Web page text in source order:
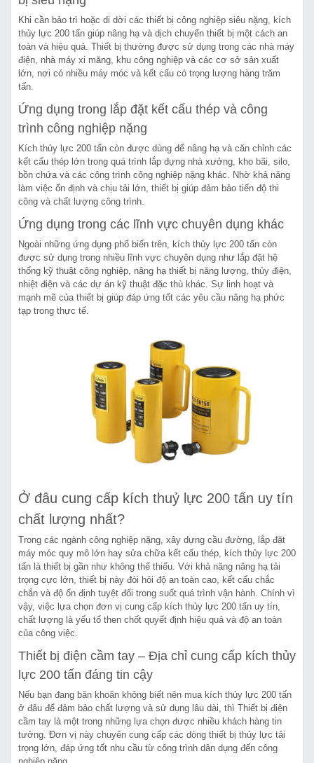
Khi cần bảo trì hoặc di dời các thiết bị công nghiệp siêu nặng, kích
thủy lực 200 tấn giúp nâng hạ và dịch chuyển thiết bị một cách an
toàn và hiệu quả. Thiết bị thường được sử dụng trong các nhà máy
điện, nhà máy xi măng, khu công nghiệp và các cơ sở sản xuất
lớn, nơi có nhiều máy móc và kết cấu có trọng lượng hàng trăm
tấn.
Ứng dụng trong lắp đặt kết cấu thép và công
trình công nghiệp nặng
Kích thủy lực 200 tấn còn được dùng để nâng hạ và căn chỉnh các
kết cấu thép lớn trong quá trình lắp dựng nhà xưởng, kho bãi, silo,
bồn chứa và các công trình công nghiệp nặng khác. Nhờ khả năng
làm việc ổn định và chịu tải lớn, thiết bị giúp đảm bảo tiến độ thi
công và chất lượng công trình.
Ứng dụng trong các lĩnh vực chuyên dụng khác
Ngoài những ứng dụng phổ biến trên, kích thủy lực 200 tấn còn
được sử dụng trong nhiều lĩnh vực chuyên dụng như lắp đặt hệ
thống kỹ thuật công nghiệp, nâng hạ thiết bị năng lượng, thủy điện,
nhiệt điện và các dự án kỹ thuật đặc thù khác. Sự linh hoạt và
mạnh mẽ của thiết bị giúp đáp ứng tốt các yêu cầu nâng hạ phức
tạp trong thực tế.
Ở đâu cung cấp kích thuỷ lực 200 tấn uy tín
chất lượng nhất?
Trong các ngành công nghiệp nặng, xây dựng cầu đường, lắp đặt
máy móc quy mô lớn hay sửa chữa kết cấu thép, kích thủy lực 200
tấn là thiết bị gần như không thể thiếu. Với khả năng nâng hạ tải
trọng cực lớn, thiết bị này đòi hỏi độ an toàn cao, kết cấu chắc
chắn và độ ổn định tuyệt đối trong suốt quá trình vận hành. Chính vì
vậy, việc lựa chọn đơn vị cung cấp kích thủy lực 200 tấn uy tín,
chất lượng là yếu tố then chốt quyết định hiệu quả và độ an toàn
của công việc.
Thiết bị điện cầm tay – Địa chỉ cung cấp kích thủy
lực 200 tấn đáng tin cậy
Nếu bạn đang băn khoăn không biết nên mua kích thủy lực 200 tấn
ở đâu để đảm bảo chất lượng và sử dụng lâu dài, thì Thiết bị điện
cầm tay là một trong những lựa chọn được nhiều khách hàng tin
tưởng. Đơn vị này chuyên cung cấp các dòng thiết bị thủy lực tải
trọng lớn, đáp ứng tốt nhu cầu từ công trình dân dụng đến công